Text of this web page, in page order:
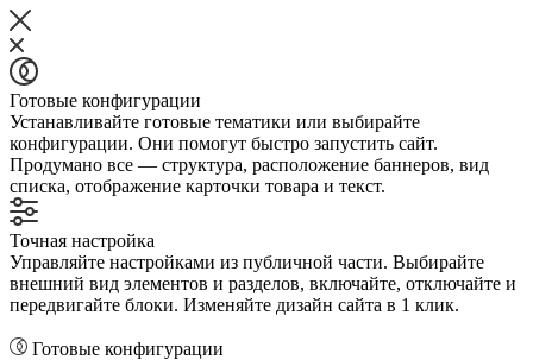
Готовые конфигурации
Устанавливайте готовые тематики или выбирайте
конфигурации. Они помогут быстро запустить сайт.
Продумано все — структура, расположение баннеров, вид
списка, отображение карточки товара и текст.
Точная настройка
Управляйте настройками из публичной части. Выбирайте
внешний вид элементов и разделов, включайте, отключайте и
передвигайте блоки. Изменяйте дизайн сайта в 1 клик.
Готовые конфигурации